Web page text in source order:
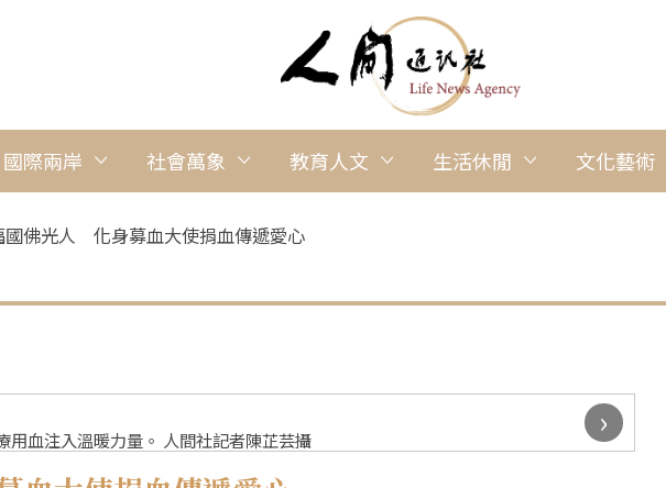
國際兩岸 社會萬象 教育人文 生活休閒 文化藝術
國佛光人 化身募血大使捐血傳遞愛心
用血注入溫暖力量。 人間社記者陳芷芸攝
›